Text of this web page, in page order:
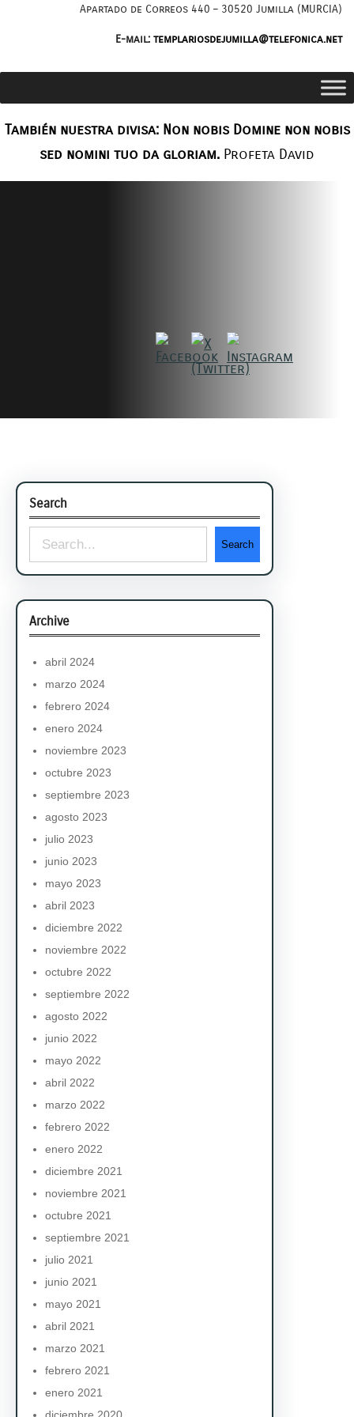
Apartado de Correos 440 – 30520 Jumilla (MURCIA)
E-mail: templariosdejumilla@telefonica.net
También nuestra divisa: Non nobis Domine non nobis
sed nomini tuo da gloriam. Profeta David
Search
e
r
c
h
Search
Archive
abril 2024
marzo 2024
febrero 2024
enero 2024
noviembre 2023
octubre 2023
septiembre 2023
agosto 2023
julio 2023
junio 2023
mayo 2023
abril 2023
diciembre 2022
noviembre 2022
octubre 2022
septiembre 2022
agosto 2022
junio 2022
mayo 2022
abril 2022
marzo 2022
febrero 2022
enero 2022
diciembre 2021
noviembre 2021
octubre 2021
septiembre 2021
julio 2021
junio 2021
mayo 2021
abril 2021
marzo 2021
febrero 2021
enero 2021